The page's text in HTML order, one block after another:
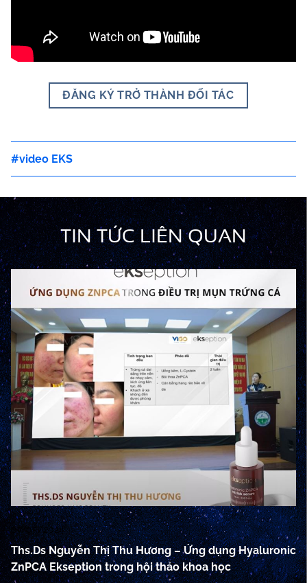
ĐĂNG KÝ TRỞ THÀNH ĐỐI TÁC
video EKS
TIN TỨC LIÊN QUAN
07/05/2024
Ths.Ds Nguyễn Thị Thu Hương – Ứng dụng Hyaluronic
ZnPCA Ekseption trong hội thảo khoa học